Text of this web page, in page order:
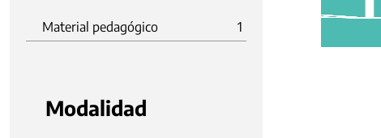
Material pedagógico 1
Modalidad